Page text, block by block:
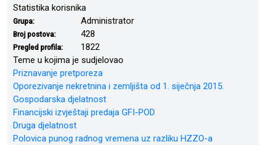
Statistika korisnika
Grupa: Administrator
Broj postova: 428
Pregled profila:
1822
Teme u kojima je sudjelovao
Priznavanje pretporeza
Oporezivanje nekretnina i zemljišta od 1. siječnja 2015.
Gospodarska djelatnost
Financijski izvještaji predaja GFI-POD
Druga djelatnost
Polovica punog radnog vremena uz razliku HZZO-a